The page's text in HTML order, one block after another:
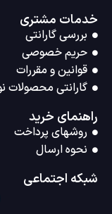
خدمات مشتری
بررسی گارانتی
حریم خصوصی
قوانین و مقررات
گارانتی محصولات
راهنمای خرید
روشهای پرداخت
نحوه ارسال
شبکه اجتماعی